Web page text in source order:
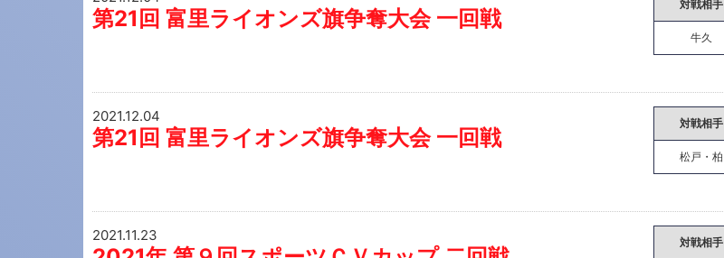
第21回 富里ライオンズ旗争奪大会 一回戦
対戦相手
牛久
2021.12.04
第21回 富里ライオンズ旗争奪大会 一回戦
対戦相手
松戸・柏
2021.11.23 対戦相手